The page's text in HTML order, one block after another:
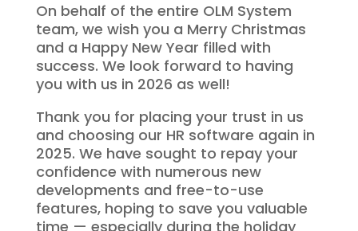
On behalf of the entire OLM System
team, we wish you a Merry Christmas
and a Happy New Year filled with
success. We look forward to having
you with us in 2026 as well!
Thank you for placing your trust in us
and choosing our HR software again in
2025. We have sought to repay your
confidence with numerous new
developments and free-to-use
features, hoping to save you valuable
time — especially during the holiday